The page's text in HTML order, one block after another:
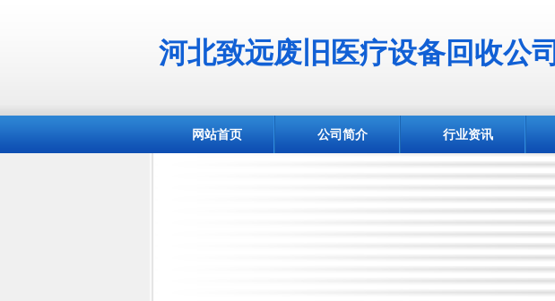
河北致远废旧医疗设备回收公司
网站首页 公司简介 行业资讯